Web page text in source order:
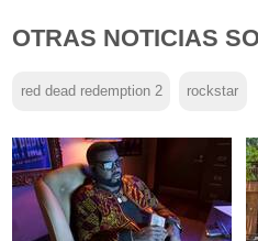
OTRAS NOTICIAS
red dead redemption 2 rockstar